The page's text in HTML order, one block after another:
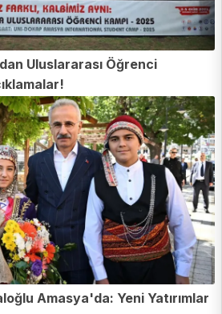
Uluslararası Öğrenci
Amasya'da: Yeni Yatırımlar